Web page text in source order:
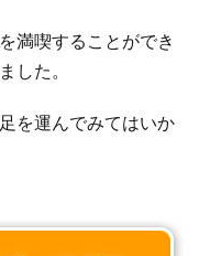
満喫することができ
した。
を運んでみてはいか